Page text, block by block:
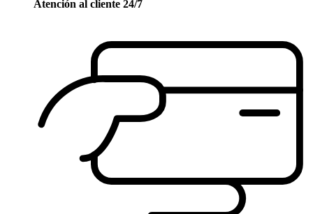
Atención al cliente 24/7